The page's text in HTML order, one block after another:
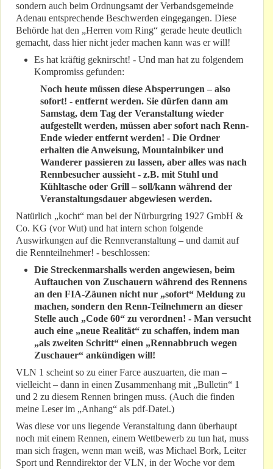
sondern auch beim Ordnungsamt der Verbandsgemeinde
Adenau entsprechende Beschwerden eingegangen. Diese
Behörde hat den „Herren vom Ring“ gerade heute deutlich
gemacht, dass hier nicht jeder machen kann was er will!
Es hat kräftig geknirscht! - Und man hat zu folgendem
Kompromiss gefunden:
Noch heute müssen diese Absperrungen – also
sofort! - entfernt werden. Sie dürfen dann am
Samstag, dem Tag der Veranstaltung wieder
aufgestellt werden, müssen aber sofort nach Renn-
Ende wieder entfernt werden! - Die Ordner
erhalten die Anweisung, Mountainbiker und
Wanderer passieren zu lassen, aber alles was nach
Rennbesucher aussieht - z.B. mit Stuhl und
Kühltasche oder Grill – soll/kann während der
Veranstaltungsdauer abgewiesen werden.
Natürlich „kocht“ man bei der Nürburgring 1927 GmbH &
Co. KG (vor Wut) und hat intern schon folgende
Auswirkungen auf die Rennveranstaltung – und damit auf
die Rennteilnehmer! - beschlossen:
Die Streckenmarshalls werden angewiesen, beim
Auftauchen von Zuschauern während des Rennens
an den FIA-Zäunen nicht nur „sofort“ Meldung zu
machen, sondern den Renn-Teilnehmern an dieser
Stelle auch „Code 60“ zu verordnen! - Man versucht
auch eine „neue Realität“ zu schaffen, indem man
„als zweiten Schritt“ einen „Rennabbruch wegen
Zuschauer“ ankündigen will!
VLN 1 scheint so zu einer Farce auszuarten, die man –
vielleicht – dann in einen Zusammenhang mit „Bulletin“ 1
und 2 zu diesem Rennen bringen muss. (Auch die finden
meine Leser im „Anhang“ als pdf-Datei.)
Was diese vor uns liegende Veranstaltung dann überhaupt
noch mit einem Rennen, einem Wettbewerb zu tun hat, muss
man sich fragen, wenn man weiß, was Michael Bork, Leiter
Sport und Renndirektor der VLN, in der Woche vor dem